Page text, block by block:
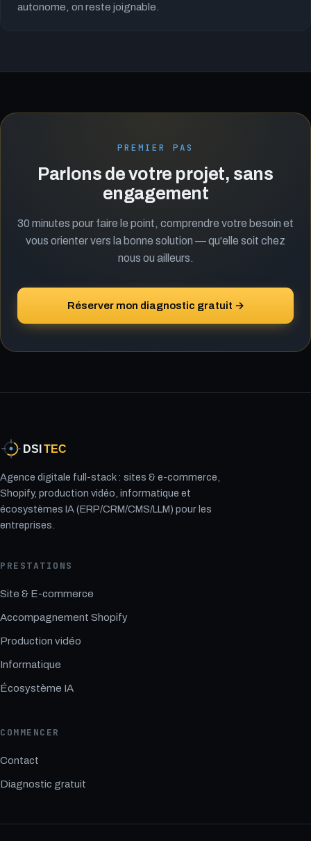
autonome, on reste joignable.
PREMIER PAS
Parlons de votre projet, sans
engagement
30 minutes pour faire le point, comprendre votre besoin et
vous orienter vers la bonne solution — qu'elle soit chez
nous ou ailleurs.
Réserver mon diagnostic gratuit →
Agence digitale full-stack : sites & e-commerce,
Shopify, production vidéo, informatique et
écosystèmes IA (ERP/CRM/CMS/LLM) pour les
entreprises.
PRESTATIONS
Site & E-commerce
Accompagnement Shopify
Production vidéo
Informatique
Écosystème IA
COMMENCER
Contact
Diagnostic gratuit